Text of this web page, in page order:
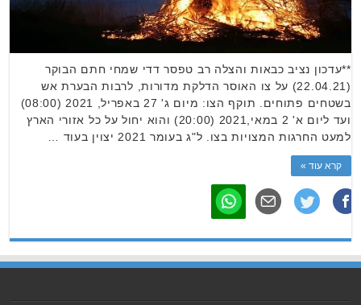
**עדכון נציב כבאות והצלה רב טפסר דדי שמחי חתם הבוקר
(22.04.21) על צו האוסר הדלקת מדורות, לרבות הבערת אש
בשטחים פתוחים. תוקף הצו: מיום ג' 27 באפריל, 2021 (08:00)
ועד ליום א' 2 במאי,2021 (20:00) והוא יחול על כל אזורי הארץ
למעט החרגות המצויות בצו. ל"ג בעומר 2021 יצוין בעוד …
קרא עוד »